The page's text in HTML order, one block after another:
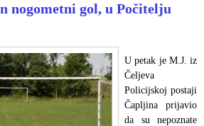
nogometni gol, u Počitelju
U petak je M.J. iz
Čeljeva
Policijskoj postaji
Čapljina prijavio
da su nepoznate